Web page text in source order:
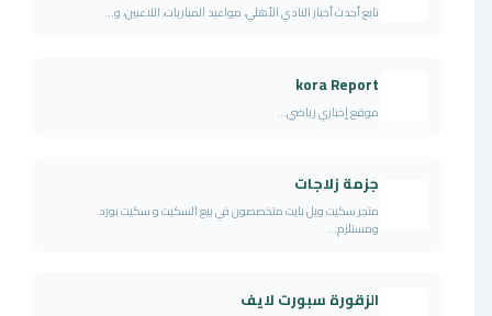
تابع أحدث أخبار النادي الأهلي، مواعيد المباريات، اللاعبين، و...
kora Report
موقع إخباري رياضي...
جزمة زلاجات
متجر سكيت ويل بايت متخصصون في بيع السكيت و سكيت بورد
ومستلزم...
الزقورة سبورت لايف